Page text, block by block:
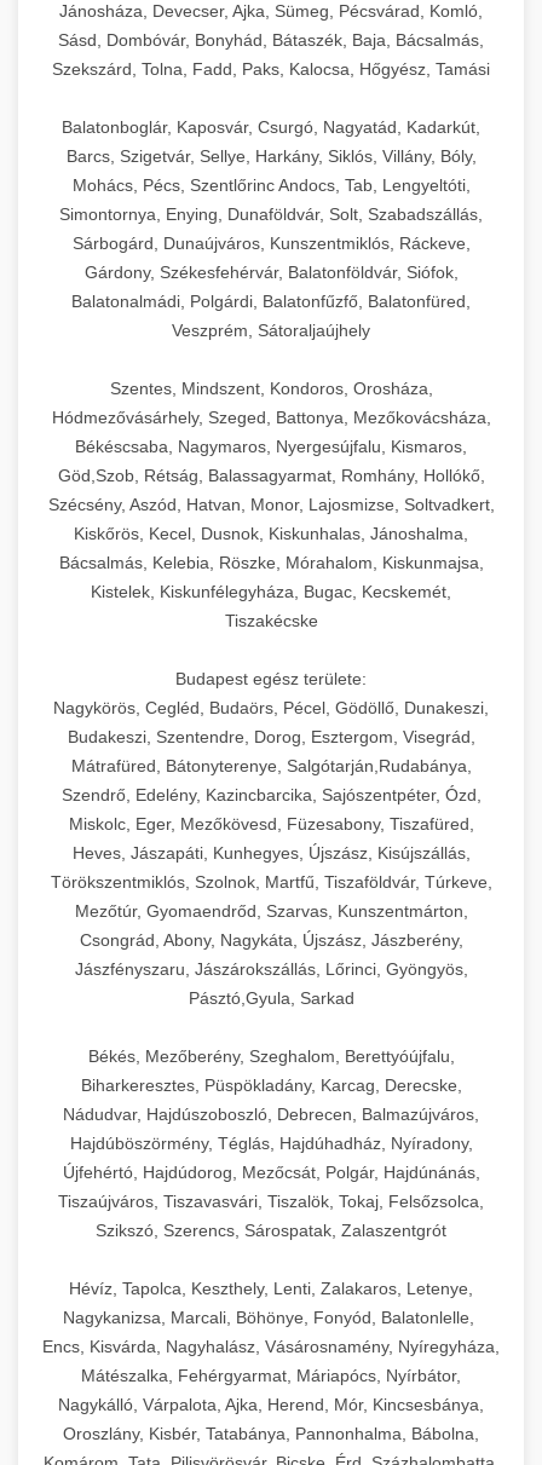
Jánosháza, Devecser, Ajka, Sümeg, Pécsvárad, Komló,
Sásd, Dombóvár, Bonyhád, Bátaszék, Baja, Bácsalmás,
Szekszárd, Tolna, Fadd, Paks, Kalocsa, Hőgyész, Tamási
Balatonboglár, Kaposvár, Csurgó, Nagyatád, Kadarkút,
Barcs, Szigetvár, Sellye, Harkány, Siklós, Villány, Bóly,
Mohács, Pécs, Szentlőrinc Andocs, Tab, Lengyeltóti,
Simontornya, Enying, Dunaföldvár, Solt, Szabadszállás,
Sárbogárd, Dunaújváros, Kunszentmiklós, Ráckeve,
Gárdony, Székesfehérvár, Balatonföldvár, Siófok,
Balatonalmádi, Polgárdi, Balatonfűzfő, Balatonfüred,
Veszprém, Sátoraljaújhely
Szentes, Mindszent, Kondoros, Orosháza,
Hódmezővásárhely, Szeged, Battonya, Mezőkovácsháza,
Békéscsaba, Nagymaros, Nyergesújfalu, Kismaros,
Göd,Szob, Rétság, Balassagyarmat, Romhány, Hollókő,
Szécsény, Aszód, Hatvan, Monor, Lajosmizse, Soltvadkert,
Kiskőrös, Kecel, Dusnok, Kiskunhalas, Jánoshalma,
Bácsalmás, Kelebia, Röszke, Mórahalom, Kiskunmajsa,
Kistelek, Kiskunfélegyháza, Bugac, Kecskemét,
Tiszakécske
Budapest egész területe:
Nagykörös, Cegléd, Budaörs, Pécel, Gödöllő, Dunakeszi,
Budakeszi, Szentendre, Dorog, Esztergom, Visegrád,
Mátrafüred, Bátonyterenye, Salgótarján,Rudabánya,
Szendrő, Edelény, Kazincbarcika, Sajószentpéter, Ózd,
Miskolc, Eger, Mezőkövesd, Füzesabony, Tiszafüred,
Heves, Jászapáti, Kunhegyes, Újszász, Kisújszállás,
Törökszentmiklós, Szolnok, Martfű, Tiszaföldvár, Túrkeve,
Mezőtúr, Gyomaendrőd, Szarvas, Kunszentmárton,
Csongrád, Abony, Nagykáta, Újszász, Jászberény,
Jászfényszaru, Jászárokszállás, Lőrinci, Gyöngyös,
Pásztó,Gyula, Sarkad
Békés, Mezőberény, Szeghalom, Berettyóújfalu,
Biharkeresztes, Püspökladány, Karcag, Derecske,
Nádudvar, Hajdúszoboszló, Debrecen, Balmazújváros,
Hajdúböszörmény, Téglás, Hajdúhadház, Nyíradony,
Újfehértó, Hajdúdorog, Mezőcsát, Polgár, Hajdúnánás,
Tiszaújváros, Tiszavasvári, Tiszalök, Tokaj, Felsőzsolca,
Szikszó, Szerencs, Sárospatak, Zalaszentgrót
Hévíz, Tapolca, Keszthely, Lenti, Zalakaros, Letenye,
Nagykanizsa, Marcali, Böhönye, Fonyód, Balatonlelle,
Encs, Kisvárda, Nagyhalász, Vásárosnamény, Nyíregyháza,
Mátészalka, Fehérgyarmat, Máriapócs, Nyírbátor,
Nagykálló, Várpalota, Ajka, Herend, Mór, Kincsesbánya,
Oroszlány, Kisbér, Tatabánya, Pannonhalma, Bábolna,